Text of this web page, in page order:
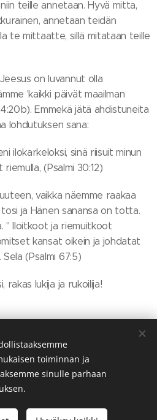
teille annetaan. Hyvä mitta,
annetaan teidän
te mittaatte, sillä mitataan teille
on luvannut olla
'kaikki päivät maailman
Emmekä jätä ahdistuneita
lohdutuksen sana:
ilokarkeloksi, sinä riisuit minun
(Psalmi 30:12)
vaikka näemme raakaa
ja Hänen sanansa on totta.
" Iloitkoot ja riemuitkoot
kansat oikein ja johdatat
(Psalmi 67:5)
rakas lukija ja rukoilija!
2026. Kaikki oikeudet pidätetään.
toiminnan ja
sinulle parhaan